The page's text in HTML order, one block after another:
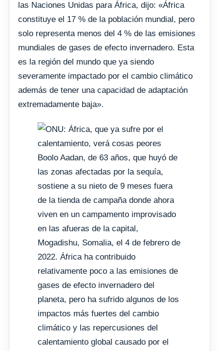
las Naciones Unidas para África, dijo: «África
constituye el 17 % de la población mundial, pero
solo representa menos del 4 % de las emisiones
mundiales de gases de efecto invernadero. Esta
es la región del mundo que ya siendo
severamente impactado por el cambio climático
además de tener una capacidad de adaptación
extremadamente baja».
Boolo Aadan, de 63 años, que huyó de
las zonas afectadas por la sequía,
sostiene a su nieto de 9 meses fuera
de la tienda de campaña donde ahora
viven en un campamento improvisado
en las afueras de la capital,
Mogadishu, Somalia, el 4 de febrero de
2022. África ha contribuido
relativamente poco a las emisiones de
gases de efecto invernadero del
planeta, pero ha sufrido algunos de los
impactos más fuertes del cambio
climático y las repercusiones del
calentamiento global causado por el